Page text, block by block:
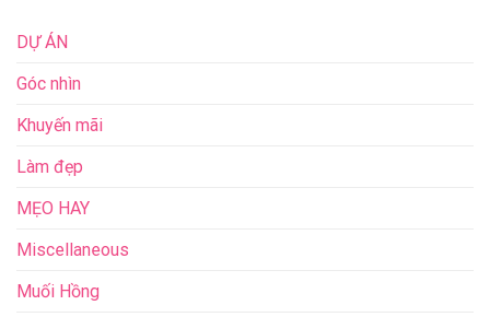
DỰ ÁN
Góc nhìn
Khuyến mãi
Làm đẹp
MẸO HAY
Miscellaneous
Muối Hồng